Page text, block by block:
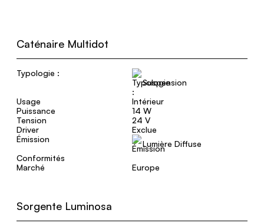
Caténaire Multidot
Typologie :
Suspension
Usage
Intérieur
Puissance
14 W
Tension
24 V
Driver
Exclue
Émission
Lumière Diffuse
Conformités
Marché
Europe
Sorgente Luminosa